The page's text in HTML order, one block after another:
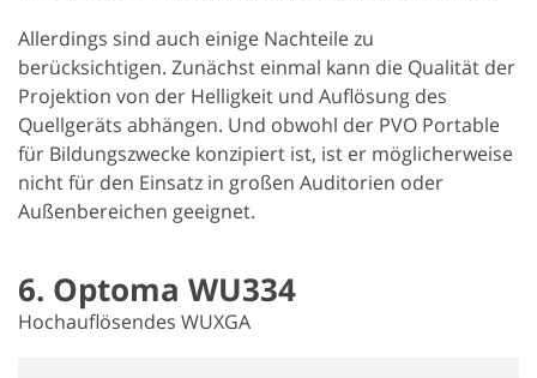
Allerdings sind auch einige Nachteile zu
berücksichtigen. Zunächst einmal kann die Qualität der
Projektion von der Helligkeit und Auflösung des
Quellgeräts abhängen. Und obwohl der PVO Portable
für Bildungszwecke konzipiert ist, ist er möglicherweise
nicht für den Einsatz in großen Auditorien oder
Außenbereichen geeignet.
6. Optoma WU334
Hochauflösendes WUXGA